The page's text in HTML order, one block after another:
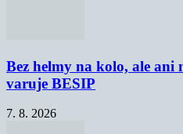
Bez helmy na kolo, ale ani
varuje BESIP
7. 8. 2026